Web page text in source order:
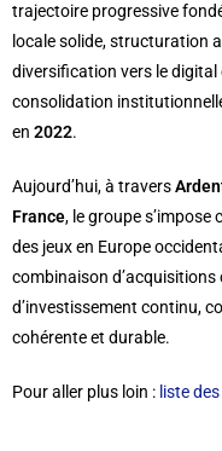
trajectoire progressive
locale solide, structuration
diversification vers le digital
consolidation
en 2022.
Aujourd’hui, à travers
France, le groupe
des jeux en Europe
combinaison d’acquisitions
d’investissement continu,
cohérente et durable.
Pour aller plus loin : liste